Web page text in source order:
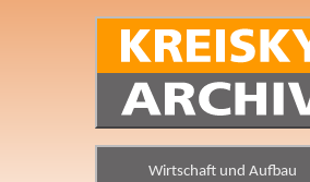
Wirtschaft und Aufbau